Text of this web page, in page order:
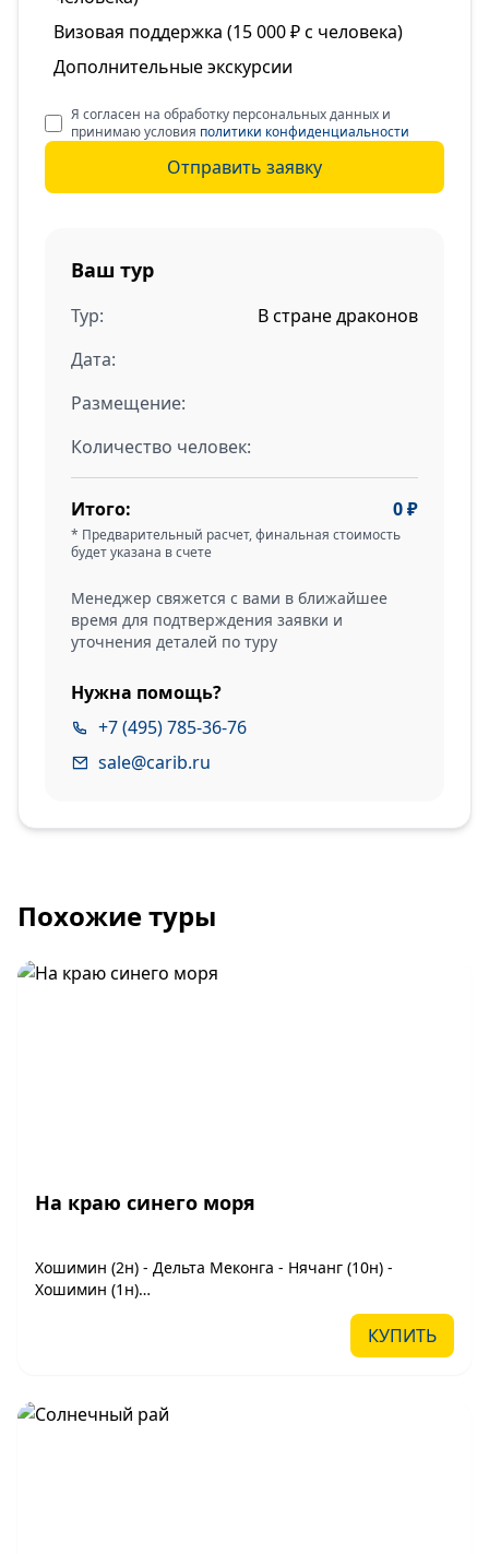
Визовая поддержка (15 000 ₽ с человека)
Дополнительные экскурсии
Я согласен на обработку персональных данных и
принимаю условия политики конфиденциальности
Отправить заявку
Ваш тур
Тур:
В стране драконов
Дата:
Размещение:
Количество человек:
Итого: 0₽
* Предварительный расчет, финальная стоимость
будет указана в счете
Менеджер свяжется с вами в ближайшее
время для подтверждения заявки и
уточнения деталей по туру
Нужна помощь?
+7 (495) 785-36-76
sale@carib.ru
Похожие туры
На краю синего моря
Хошимин (2н) - Дельта Меконга - Нячанг (10н) -
Хошимин (1н)
КУПИТЬ